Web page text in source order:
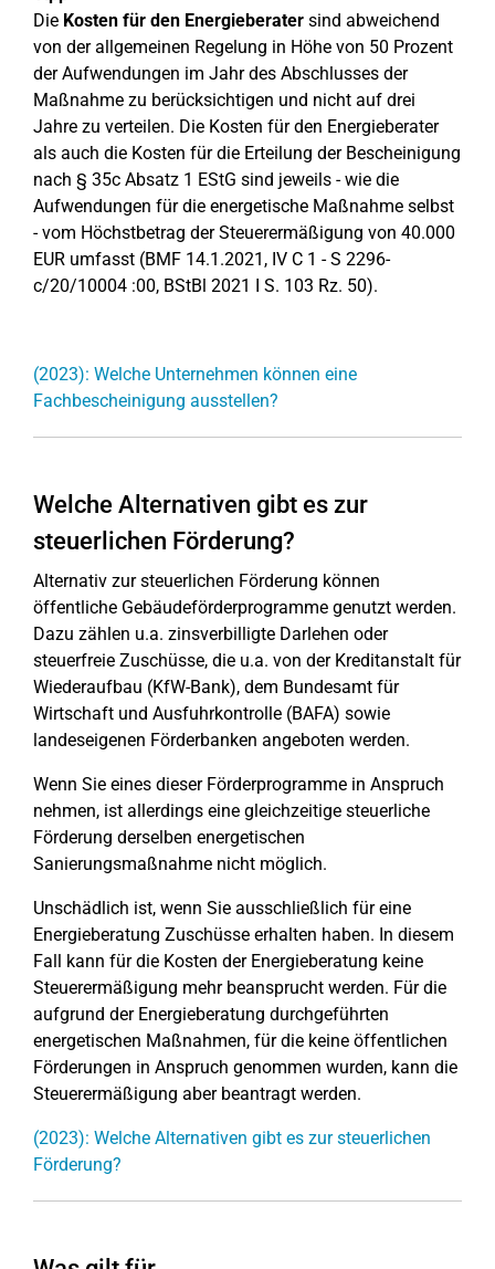
Die Kosten für den Energieberater sind abweichend
von der allgemeinen Regelung in Höhe von 50 Prozent
der Aufwendungen im Jahr des Abschlusses der
Maßnahme zu berücksichtigen und nicht auf drei
Jahre zu verteilen. Die Kosten für den Energieberater
als auch die Kosten für die Erteilung der Bescheinigung
nach § 35c Absatz 1 EStG sind jeweils - wie die
Aufwendungen für die energetische Maßnahme selbst
- vom Höchstbetrag der Steuerermäßigung von 40.000
EUR umfasst (BMF 14.1.2021, IV C 1 - S 2296-
c/20/10004 :00, BStBl 2021 I S. 103 Rz. 50).
(2023): Welche Unternehmen können eine
Fachbescheinigung ausstellen?
Welche Alternativen gibt es zur
steuerlichen Förderung?
Alternativ zur steuerlichen Förderung können
öffentliche Gebäudeförderprogramme genutzt werden.
Dazu zählen u.a. zinsverbilligte Darlehen oder
steuerfreie Zuschüsse, die u.a. von der Kreditanstalt für
Wiederaufbau (KfW-Bank), dem Bundesamt für
Wirtschaft und Ausfuhrkontrolle (BAFA) sowie
landeseigenen Förderbanken angeboten werden.
Wenn Sie eines dieser Förderprogramme in Anspruch
nehmen, ist allerdings eine gleichzeitige steuerliche
Förderung derselben energetischen
Sanierungsmaßnahme nicht möglich.
Unschädlich ist, wenn Sie ausschließlich für eine
Energieberatung Zuschüsse erhalten haben. In diesem
Fall kann für die Kosten der Energieberatung keine
Steuerermäßigung mehr beansprucht werden. Für die
aufgrund der Energieberatung durchgeführten
energetischen Maßnahmen, für die keine öffentlichen
Förderungen in Anspruch genommen wurden, kann die
Steuerermäßigung aber beantragt werden.
(2023): Welche Alternativen gibt es zur steuerlichen
Förderung?